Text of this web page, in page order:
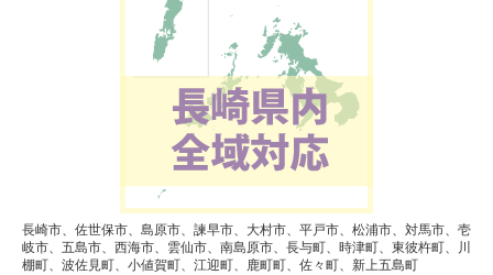
長崎市、佐世保市、島原市、諫早市、大村市、平戸市、松浦市、対馬市、壱
岐市、五島市、西海市、雲仙市、南島原市、長与町、時津町、東彼杵町、川
棚町、波佐見町、小値賀町、江迎町、鹿町町、佐々町、新上五島町